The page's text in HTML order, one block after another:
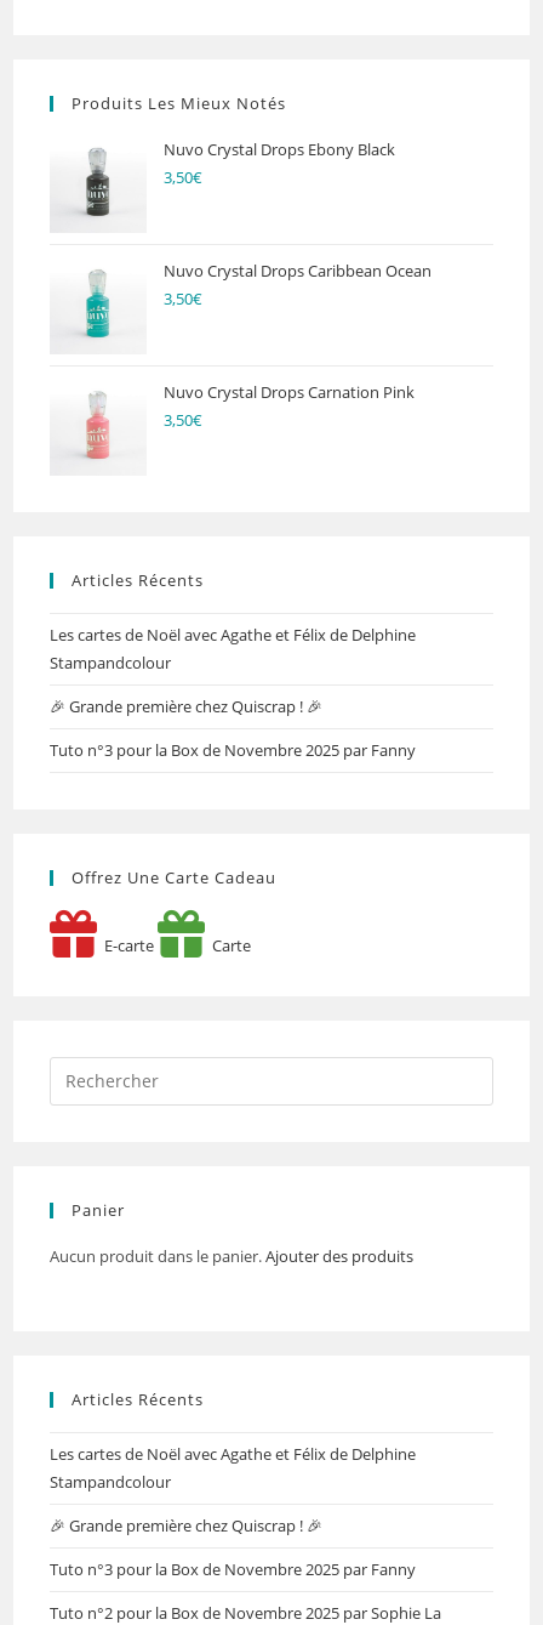
Produits Les Mieux Notés
Nuvo Crystal Drops Ebony Black
3,50€
Nuvo Crystal Drops Caribbean Ocean
3,50€
Nuvo Crystal Drops Carnation Pink
3,50€
Articles Récents
Les cartes de Noël avec Agathe et Félix de Delphine
Stampandcolour
🎉 Grande première chez Quiscrap ! 🎉
Tuto n°3 pour la Box de Novembre 2025 par Fanny
Offrez Une Carte Cadeau
E-carte Carte
Panier
Aucun produit dans le panier.Ajouter des produits
Articles Récents
Les cartes de Noël avec Agathe et Félix de Delphine
Stampandcolour
🎉 Grande première chez Quiscrap ! 🎉
Tuto n°3 pour la Box de Novembre 2025 par Fanny
Tuto n°2 pour la Box de Novembre 2025 par Sophie La